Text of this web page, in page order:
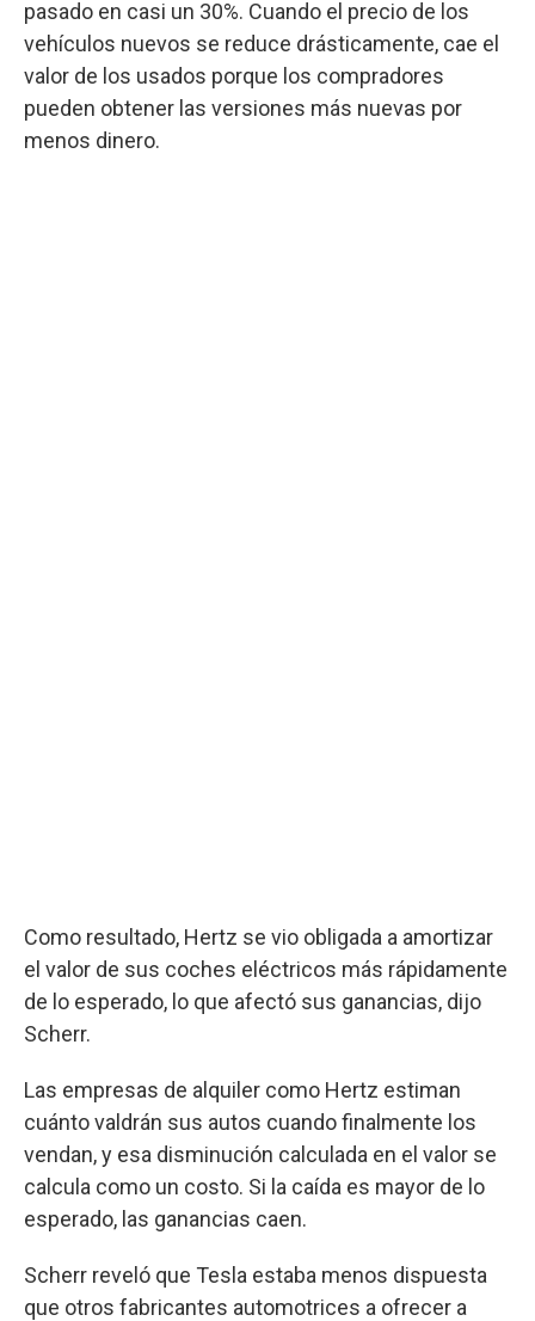
pasado en casi un 30%. Cuando el precio de los
vehículos nuevos se reduce drásticamente, cae el
valor de los usados porque los compradores
pueden obtener las versiones más nuevas por
menos dinero.
Como resultado, Hertz se vio obligada a amortizar
el valor de sus coches eléctricos más rápidamente
de lo esperado, lo que afectó sus ganancias, dijo
Scherr.
Las empresas de alquiler como Hertz estiman
cuánto valdrán sus autos cuando finalmente los
vendan, y esa disminución calculada en el valor se
calcula como un costo. Si la caída es mayor de lo
esperado, las ganancias caen.
Scherr reveló que Tesla estaba menos dispuesta
que otros fabricantes automotrices a ofrecer a